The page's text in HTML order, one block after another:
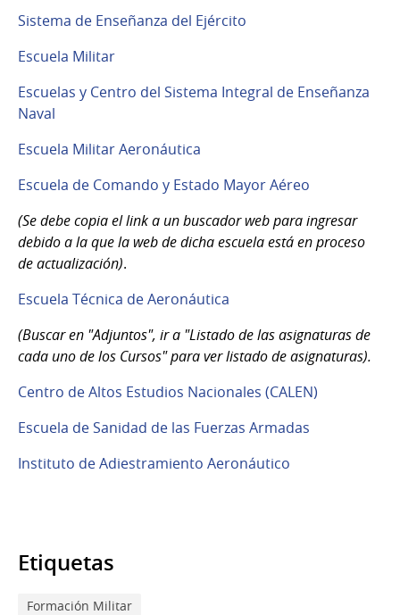
Sistema de Enseñanza del Ejército
Escuela Militar
Escuelas y Centro del Sistema Integral de Enseñanza
Naval
Escuela Militar Aeronáutica
Escuela de Comando y Estado Mayor Aéreo
(Se debe copia el link a un buscador web para ingresar
debido a la que la web de dicha escuela está en proceso
de actualización).
Escuela Técnica de Aeronáutica
(Buscar en "Adjuntos", ir a "Listado de las asignaturas de
cada uno de los Cursos" para ver listado de asignaturas).
Centro de Altos Estudios Nacionales (CALEN)
Escuela de Sanidad de las Fuerzas Armadas
Instituto de Adiestramiento Aeronáutico
Etiquetas
Formación Militar